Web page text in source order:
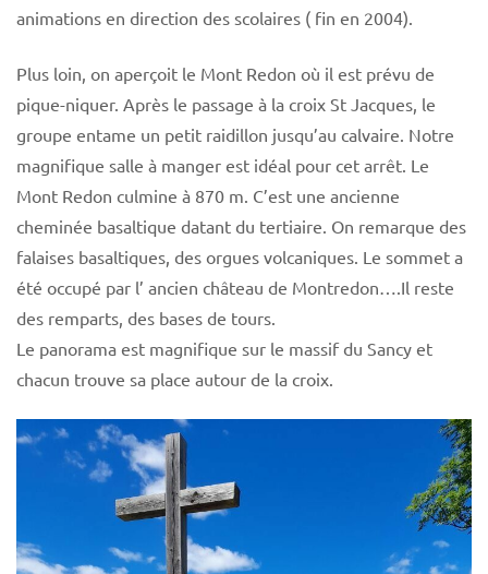
animations en direction des scolaires ( fin en 2004).
Plus loin, on aperçoit le Mont Redon où il est prévu de
pique-niquer. Après le passage à la croix St Jacques, le
groupe entame un petit raidillon jusqu’au calvaire. Notre
magnifique salle à manger est idéal pour cet arrêt. Le
Mont Redon culmine à 870 m. C’est une ancienne
cheminée basaltique datant du tertiaire. On remarque des
falaises basaltiques, des orgues volcaniques. Le sommet a
été occupé par l’ ancien château de Montredon….Il reste
des remparts, des bases de tours.
Le panorama est magnifique sur le massif du Sancy et
chacun trouve sa place autour de la croix.